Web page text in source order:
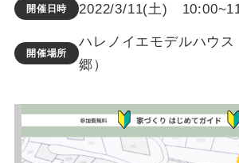
開催日時 2022/3/11(土)
開催場所
ハレノイエモデルハウス
郷）